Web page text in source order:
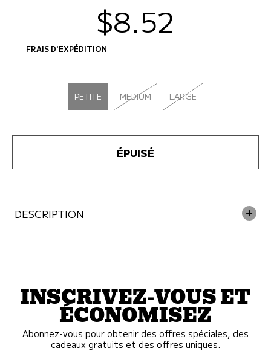
Prix
$8.52
FRAIS D'EXPÉDITION
PETITE MEDIUM LARGE
ÉPUISÉ
DESCRIPTION
INSCRIVEZ-VOUS ET
ÉCONOMISEZ
Abonnez-vous pour obtenir des offres spéciales, des
cadeaux gratuits et des offres uniques.